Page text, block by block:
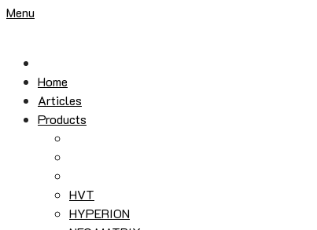
Menu
Home
Articles
Products
HVT
HYPERION